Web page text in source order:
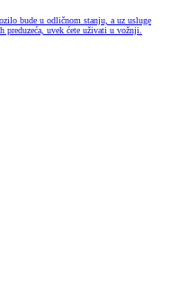
bude u odličnom stanju, a uz usluge
preduzeća, uvek ćete uživati u vožnji.